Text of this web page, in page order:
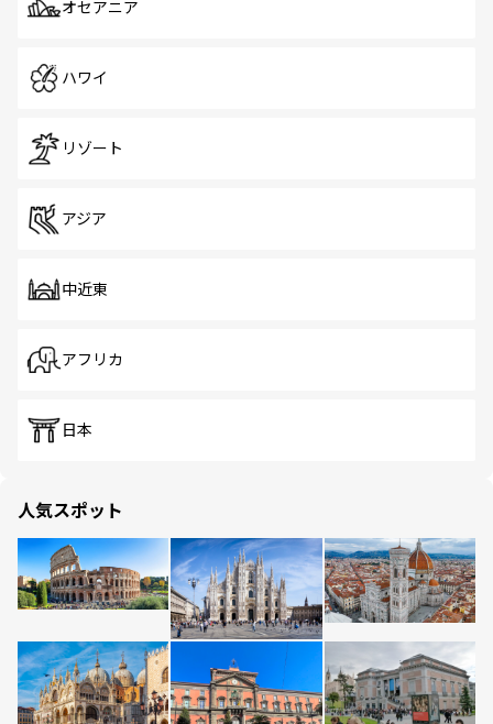
オセアニア
ハワイ
リゾート
アジア
中近東
アフリカ
日本
人気スポット